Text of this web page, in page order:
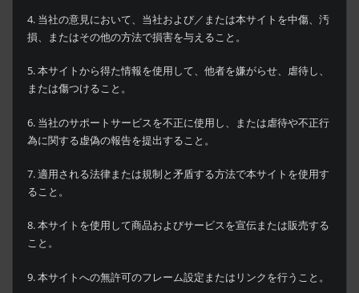
4. 当社の意見において、当社および／または本サイトを中傷、汚
損、またはその他の方法で損害を与えること。
5. 本サイトから得た情報を使用して、他者を嫌がらせ、虐待し、
または傷つけること。
6. 当社のサポートサービスを不正に使用し、または虐待や不正行
為に関する虚偽の報告を提出すること。
7. 適用される法律または規制と矛盾する方法で本サイトを使用す
ること。
8. 本サイトを使用して商品およびサービスを宣伝または販売する
こと。
9. 本サイトへの無許可のフレーム設定またはリンクを行うこと。